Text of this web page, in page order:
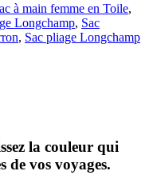
à main femme en Toile,
Longchamp, Sac
, Sac pliage Longchamp
la couleur qui
de vos voyages.